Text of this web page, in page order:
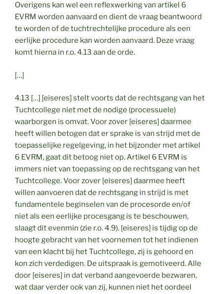
Overigens kan wel een reflexwerking van artikel 6
EVRM worden aanvaard en dient de vraag beantwoord
te worden of de tuchtrechtelijke procedure als een
eerlijke procedure kan worden aanvaard. Deze vraag
komt hierna in r.o. 4.13 aan de orde.
[…]
4.13 […] [eiseres] stelt voorts dat de rechtsgang van het
Tuchtcollege niet met de nodige (processuele)
waarborgen is omvat. Voor zover [eiseres] daarmee
heeft willen betogen dat er sprake is van strijd met de
toepasselijke regelgeving, in het bijzonder met artikel
6 EVRM, gaat dit betoog niet op. Artikel 6 EVRM is
immers niet van toepassing op de rechtsgang van het
Tuchtcollege. Voor zover [eiseres] daarmee heeft
willen aanvoeren dat de rechtsgang in strijd is met
fundamentele beginselen van de procesorde en/of
niet als een eerlijke procesgang is te beschouwen,
slaagt dit evenmin (zie r.o. 4.9). [eiseres] is tijdig op de
hoogte gebracht van het voornemen tot het indienen
van een klacht bij het Tuchtcollege, zij is gehoord en
kon zich verdedigen. De uitspraak is gemotiveerd. Alle
door [eiseres] in dat verband aangevoerde bezwaren,
wat daar verder ook van zij, kunnen niet het oordeel